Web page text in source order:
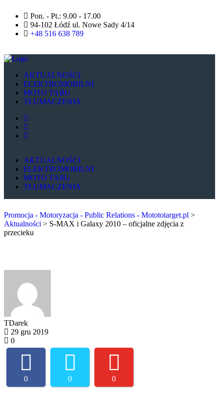
Pon. - Pt.: 9.00 - 17.00
94-102 Łódź ul. Nowe Sady 4/14
+48 516 638 789
AKTUALNOŚCI
ELEKTROMOBILNI
MOTO TABU
TŁUMACZENIA
AKTUALNOŚCI
ELEKTROMOBILNI
MOTO TABU
TŁUMACZENIA
Promocja - Motoryzacja - Public Relations - Motototarget.pl >
Aktualności > S-MAX i Galaxy 2010 – oficjalne zdjęcia z
przecieku
TDarek
29 gru 2019
0
0 0 0